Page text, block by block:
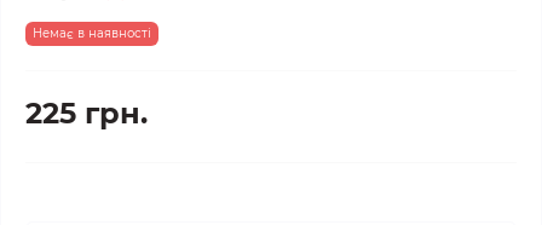
Немає в наявності
225 грн.